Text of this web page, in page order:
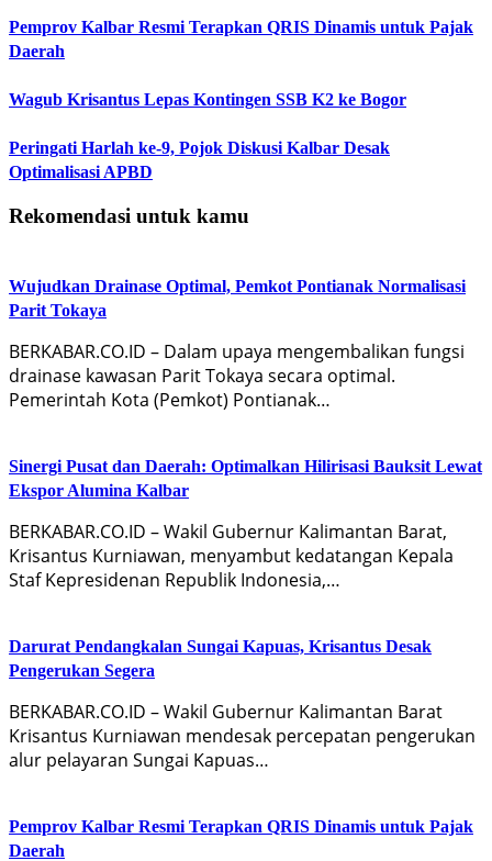
Pemprov Kalbar Resmi Terapkan QRIS Dinamis untuk Pajak
Daerah
Wagub Krisantus Lepas Kontingen SSB K2 ke Bogor
Peringati Harlah ke-9, Pojok Diskusi Kalbar Desak
Optimalisasi APBD
Rekomendasi untuk kamu
Wujudkan Drainase Optimal, Pemkot Pontianak Normalisasi
Parit Tokaya
BERKABAR.CO.ID – Dalam upaya mengembalikan fungsi
drainase kawasan Parit Tokaya secara optimal.
Pemerintah Kota (Pemkot) Pontianak…
Sinergi Pusat dan Daerah: Optimalkan Hilirisasi Bauksit Lewat
Ekspor Alumina Kalbar
BERKABAR.CO.ID – Wakil Gubernur Kalimantan Barat,
Krisantus Kurniawan, menyambut kedatangan Kepala
Staf Kepresidenan Republik Indonesia,…
Darurat Pendangkalan Sungai Kapuas, Krisantus Desak
Pengerukan Segera
BERKABAR.CO.ID – Wakil Gubernur Kalimantan Barat
Krisantus Kurniawan mendesak percepatan pengerukan
alur pelayaran Sungai Kapuas…
Pemprov Kalbar Resmi Terapkan QRIS Dinamis untuk Pajak
Daerah